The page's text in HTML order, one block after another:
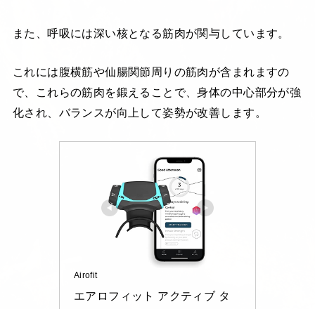
また、呼吸には深い核となる筋肉が関与しています。
これには腹横筋や仙腸関節周りの筋肉が含まれますの
で、これらの筋肉を鍛えることで、身体の中心部分が強
化され、バランスが向上して姿勢が改善します。
Airofit
エアロフィット アクティブ タ